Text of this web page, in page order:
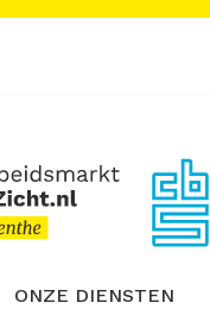
ONZE DIENSTEN